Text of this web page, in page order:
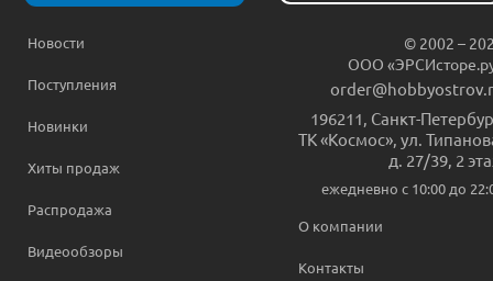
Новости
Поступления
Новинки
Хиты продаж
Распродажа
Видеообзоры
© 2002 –
ООО
196211 Санкт-
ТК «Космос», ул.
д. 27/39, 2
ежедневно c 10:00 до
О компании
Контакты